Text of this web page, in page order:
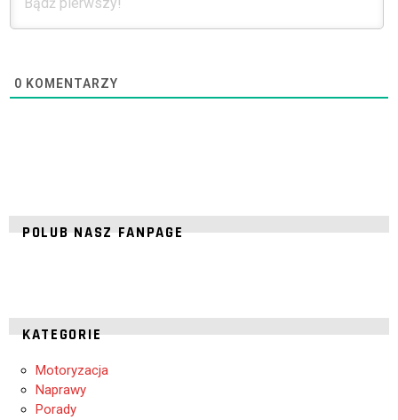
0 KOMENTARZY
POLUB NASZ FANPAGE
KATEGORIE
Motoryzacja
Naprawy
Porady